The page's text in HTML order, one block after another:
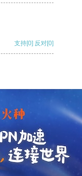
支持[0] 反对[0]
支持 [0] 反对 [0]